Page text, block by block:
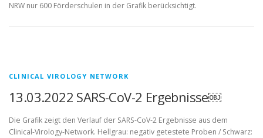
NRW nur 600 Förderschulen in der Grafik berücksichtigt.
CLINICAL VIROLOGY NETWORK
13.03.2022 SARS-CoV-2 Ergebnisse￼
Die Grafik zeigt den Verlauf der SARS-CoV-2 Ergebnisse aus dem
Clinical-Virology-Network. Hellgrau: negativ getestete Proben / Schwarz: